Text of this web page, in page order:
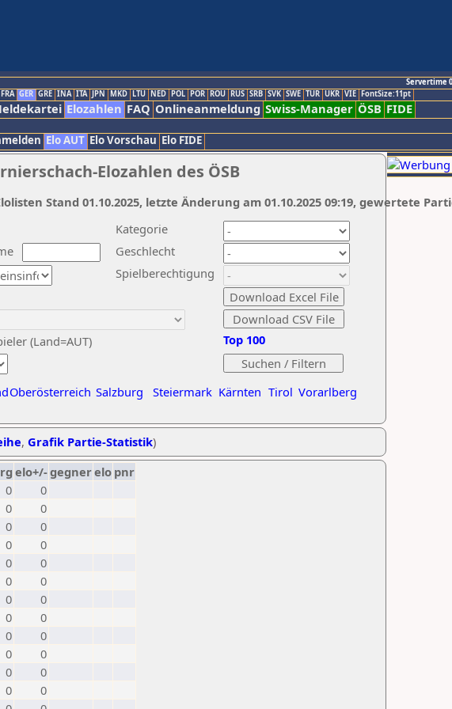
Servertime
FRA GER GRE INA ITA JPN MKD LTU NED POL POR ROU RUS SRB SVK SWE TUR UKR VIE FontSize:11pt
Elozahlen FAQ Onlineanmeldung Swiss-Manager ÖSB FIDE
Elo AUT Elo Vorschau Elo FIDE
Elozahlen des ÖSB
Kategorie
Geschlecht
(Land=AUT)
Spielberechtigung
Oberösterreich Salzburg Steiermark Kärnten Tirol Vorarlberg
Top 100
Stand 01.10.2025, letzte Änderung am 01.10.2025 09:19, gewertete
, Grafik Partie-Statistik)
elo+/-gegnerelo pnr
0
0
0
0
0
0
0
0
0
0
0
0
0
0
0
0
0
0
0
0
0
0
0
0